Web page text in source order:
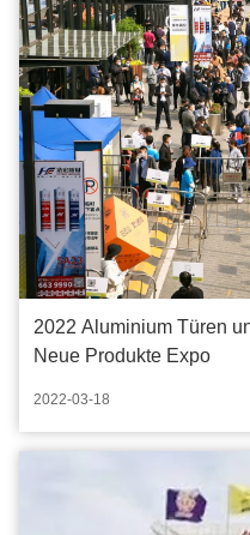
2022 Aluminium Türen
Neue Produkte Expo
2022-03-18